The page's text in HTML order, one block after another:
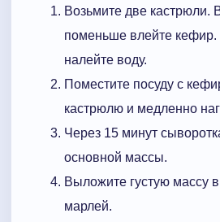
Возьмите две кастрюли.
поменьше влейте
налейте воду.
Поместите посуду с
кастрюлю и медленно
Через 15 минут
основной массы.
Выложите густую массу
марлей.